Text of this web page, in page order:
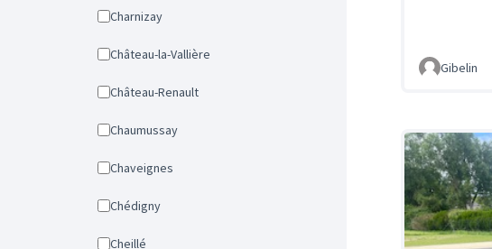
Charnizay
Château-la-Vallière
Château-Renault
Chaumussay
Chaveignes
Chédigny
Cheillé
Gibelin